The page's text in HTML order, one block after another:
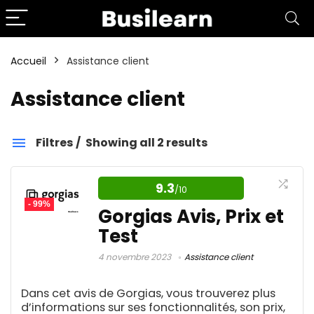
Accueil Assistance client
Assistance client
Filtres
Showing all 2 results
Assistance client
Catégories
Amazon FBA 4
- 99%
9.3/10
Gorgias Avis, Prix et
Test
4 novembre 2023 Assistance client
Dans cet avis de Gorgias, vous trouverez plus
d’informations sur ses fonctionnalités, son prix,